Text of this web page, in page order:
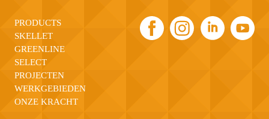
PRODUCTS
SKELLET
GREENLINE
SELECT
PROJECTEN
WERKGEBIEDEN
ONZE KRACHT